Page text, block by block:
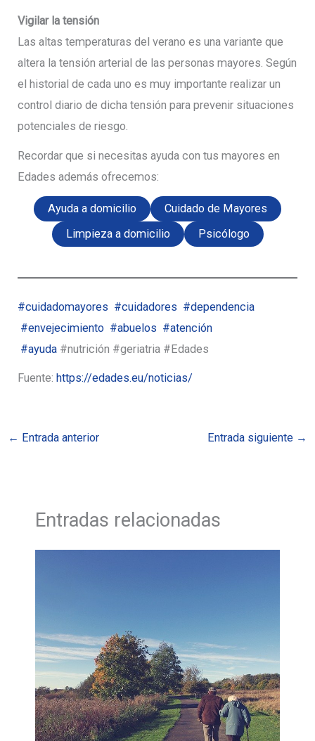
Vigilar la tensión
Las altas temperaturas del verano es una variante que
altera la tensión arterial de las personas mayores. Según
el historial de cada uno es muy importante realizar un
control diario de dicha tensión para prevenir situaciones
potenciales de riesgo.
Recordar que si necesitas ayuda con tus mayores en
Edades además ofrecemos:
Ayuda a domicilio
Cuidado de Mayores
Limpieza a domicilio
Psicólogo
#cuidadomayores #cuidadores #dependencia
#envejecimiento #abuelos #atención
#ayuda #nutrición #geriatria #Edades
Fuente: https://edades.eu/noticias/
← Entrada anterior Entrada siguiente →
Entradas relacionadas